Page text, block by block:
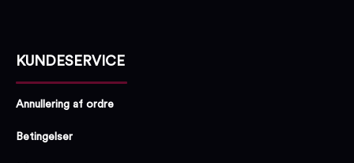
KUNDESERVICE
Annullering af ordre
Betingelser